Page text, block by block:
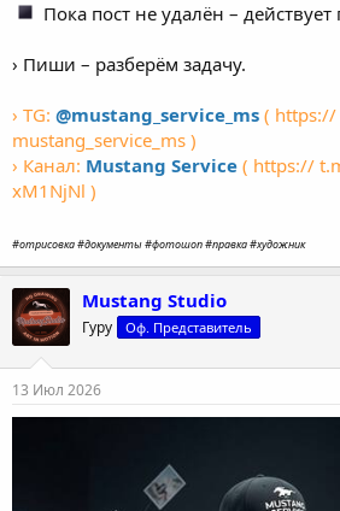
Пока пост не удалён –
› Пиши – разберём задачу.
› TG: @mustang_service_ms (
mustang_service_ms )
› Канал: Mustang Service ( https://
xM1NjNl )
#отрисовка #документы #фотошоп #правка #художник
Mustang Studio
Гуру Оф. Представитель
13 Июл 2026